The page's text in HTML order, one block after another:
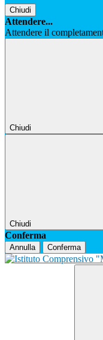
Chiudi
Attendere...
Attendere il
Chiudi
Chiudi
Conferma
Annulla Conferma